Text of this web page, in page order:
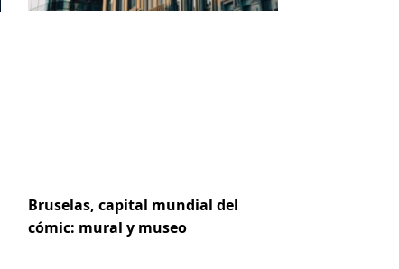
Bruselas, capital mundial del
cómic: mural y museo